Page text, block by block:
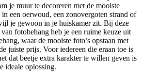
je muur te decoreren met de mooiste
een oerwoud, een zonovergoten strand of
je gewoon in je huiskamer zit. Bij deze
fotobehang heb je een ruime keuze uit
waar de mooiste foto’s opstaan met
juiste prijs. Voor iedereen die eraan toe is
dat beetje extra karakter te willen geven is
ideale oplossing.